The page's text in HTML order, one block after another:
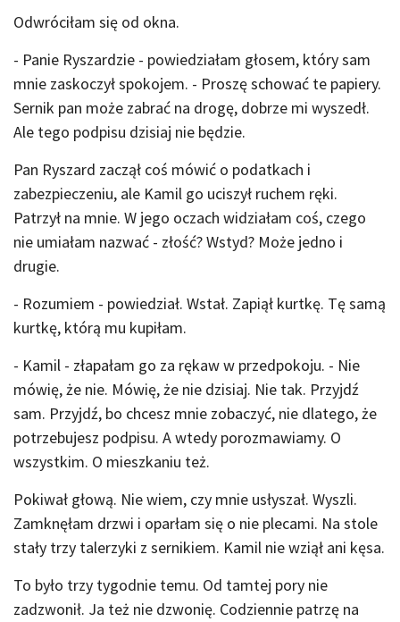
Odwróciłam się od okna.
- Panie Ryszardzie - powiedziałam głosem, który sam
mnie zaskoczył spokojem. - Proszę schować te papiery.
Sernik pan może zabrać na drogę, dobrze mi wyszedł.
Ale tego podpisu dzisiaj nie będzie.
Pan Ryszard zaczął coś mówić o podatkach i
zabezpieczeniu, ale Kamil go uciszył ruchem ręki.
Patrzył na mnie. W jego oczach widziałam coś, czego
nie umiałam nazwać - złość? Wstyd? Może jedno i
drugie.
- Rozumiem - powiedział. Wstał. Zapiął kurtkę. Tę samą
kurtkę, którą mu kupiłam.
- Kamil - złapałam go za rękaw w przedpokoju. - Nie
mówię, że nie. Mówię, że nie dzisiaj. Nie tak. Przyjdź
sam. Przyjdź, bo chcesz mnie zobaczyć, nie dlatego, że
potrzebujesz podpisu. A wtedy porozmawiamy. O
wszystkim. O mieszkaniu też.
Pokiwał głową. Nie wiem, czy mnie usłyszał. Wyszli.
Zamknęłam drzwi i oparłam się o nie plecami. Na stole
stały trzy talerzyki z sernikiem. Kamil nie wziął ani kęsa.
To było trzy tygodnie temu. Od tamtej pory nie
zadzwonił. Ja też nie dzwonię. Codziennie patrzę na